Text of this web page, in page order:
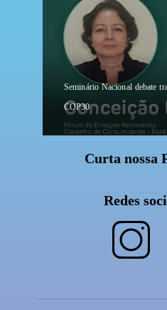
Seminário Nacional debate
COP30
Curta nossa
Redes